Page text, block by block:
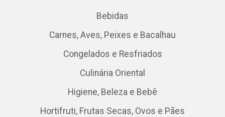
Bebidas
Carnes, Aves, Peixes e Bacalhau
Congelados e Resfriados
Culinária Oriental
Higiene, Beleza e Bebê
Hortifruti, Frutas Secas, Ovos e Pães